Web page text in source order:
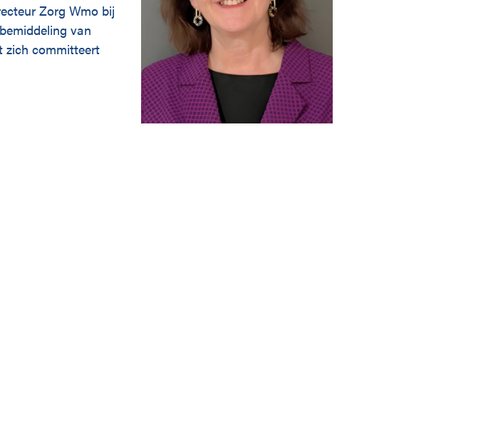
Zorg Wmo bij
van
zich committeert